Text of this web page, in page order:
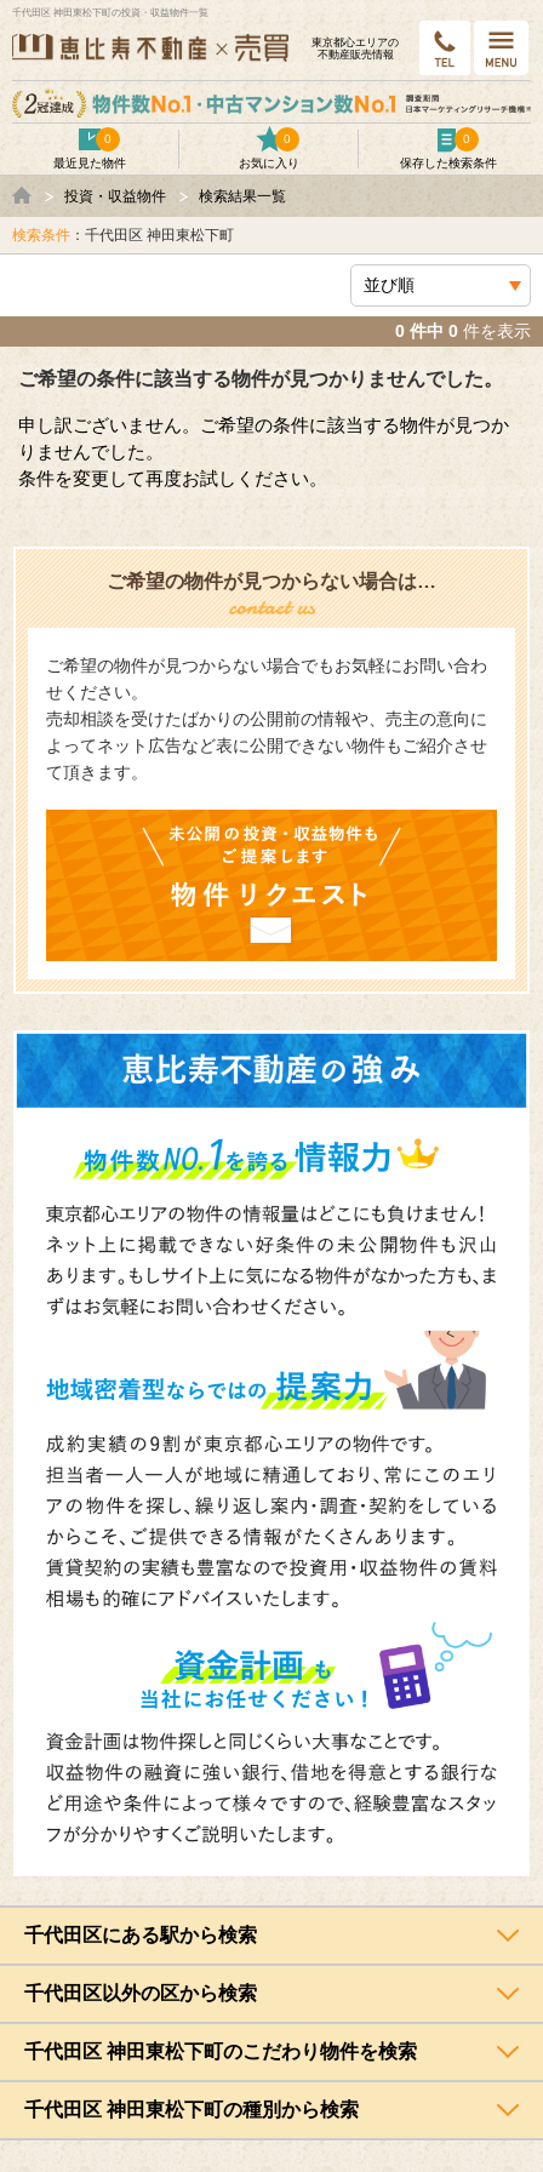
千代田区 神田東松下町の投資・収益物件一覧
東京都⼼エリアの
不動産販売情報
最近見た物件
0
お気に入り
0
保存した検索条件
0
投資・収益物件 検索結果一覧
検索条件 ：千代田区 神田東松下町
0 件中 0 件を表示
ご希望の条件に該当する物件が見つかりませんでした。
申し訳ございません。ご希望の条件に該当する物件が見つか
りませんでした。
条件を変更して再度お試しください。
ご希望の物件が見つからない場合は…
ご希望の物件が見つからない場合でもお気軽にお問い合わ
せください。
売却相談を受けたばかりの公開前の情報や、売主の意向に
よってネット広告など表に公開できない物件もご紹介させ
て頂きます。
千代田区にある駅から検索
千代田区以外の区から検索
千代田区 神田東松下町のこだわり物件を検索
千代田区 神田東松下町の種別から検索